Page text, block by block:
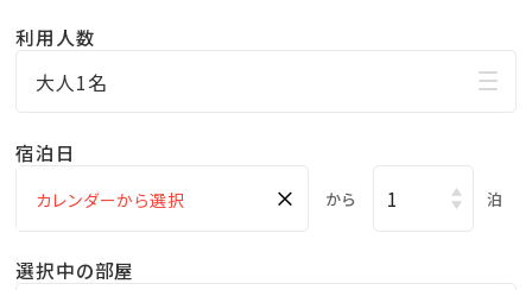
【館内施設のご案内】
付 21：30）
・インドアプールご利用無料 ⇒ 8：00～22：00
00／7～9月 9：00～22：00(ナイトプール実施期間）
利用人数
大人1名
宿泊日
× から 泊
選択中の部屋